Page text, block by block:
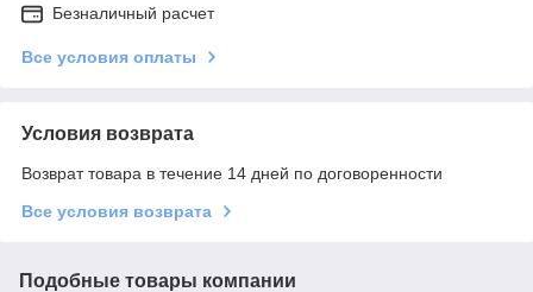
Безналичный расчет
Все условия оплаты
Условия возврата
Возврат товара в течение 14 дней по договоренности
Все условия возврата
Подобные товары компании